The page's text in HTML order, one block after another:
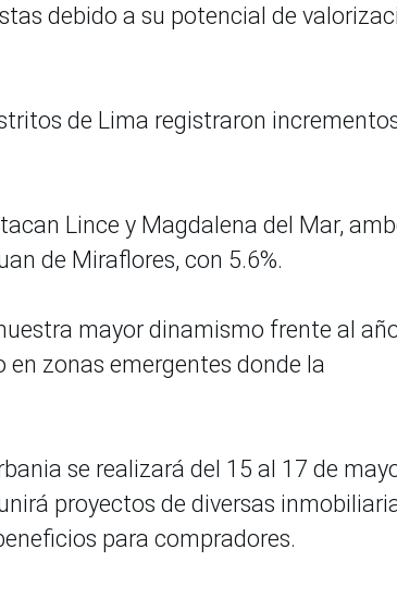
debido a su potencial de
de Lima registraron
Lince y Magdalena del Mar,
de Miraflores, con 5.6%.
mayor dinamismo frente al
zonas emergentes donde la
se realizará del 15 al 17 de
proyectos de diversas
para compradores.